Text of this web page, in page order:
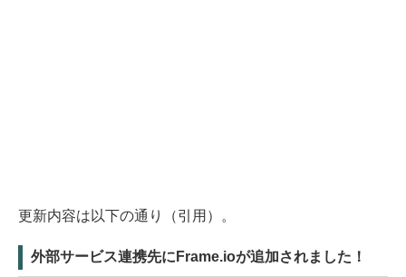
更新内容は以下の通り（引用）。
外部サービス連携先にFrame.ioが追加されました！